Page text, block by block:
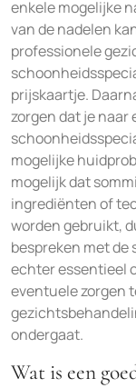
enkele mogelijke
van de nadelen
professionele
prijskaartje.
zorgen dat je naar
mogelijke
mogelijk dat
ingrediënten of
worden gebruikt,
bespreken met de
echter essentieel
eventuele zorgen
ondergaat.
Wat is een